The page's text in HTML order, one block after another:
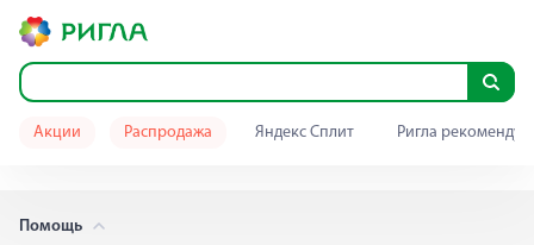
Акции Распродажа Яндекс Сплит Ригла
Помощь